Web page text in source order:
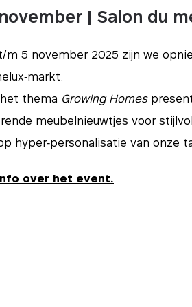
| Salon du
m 5 november 2025 zijn we
thema Growing Homes
meubelnieuwtjes voor
hyper‑personalisatie van onze
over het event.